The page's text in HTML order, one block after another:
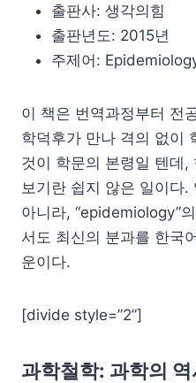
출판사: 생각의힘
출판년도: 2015년
주제어:
이 책은 번역과정부터 전
학덕후가 만나 격의 없이
것이 학문의 본령일 텐데,
보기란 쉽지 않은 일이다
아니라, “epidemiology”
서도 최신의 분과를 한국
운이다.
[divide style=”2”]
과학철학: 과학의